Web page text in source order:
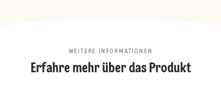
WEITERE INFORMATIONEN
Erfahre mehr über das Produkt